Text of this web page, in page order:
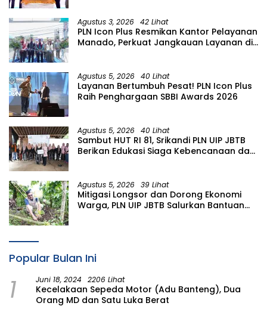
Agustus 3, 2026 42 Lihat
PLN Icon Plus Resmikan Kantor Pelayanan
Manado, Perkuat Jangkauan Layanan di
Agustus 5, 2026 40 Lihat
Layanan Bertumbuh Pesat! PLN Icon Plus
Raih Penghargaan SBBI Awards 2026
Agustus 5, 2026 40 Lihat
Sambut HUT RI 81, Srikandi PLN UIP JBTB
Berikan Edukasi Siaga Kebencanaan dan
Simacan Banyuwangi
Agustus 5, 2026 39 Lihat
Mitigasi Longsor dan Dorong Ekonomi
Warga, PLN UIP JBTB Salurkan Bantuan
Popular Bulan Ini
1 Juni 18, 2024 2206 Lihat
Kecelakaan Sepeda Motor (Adu Banteng), Dua
Orang MD dan Satu Luka Berat